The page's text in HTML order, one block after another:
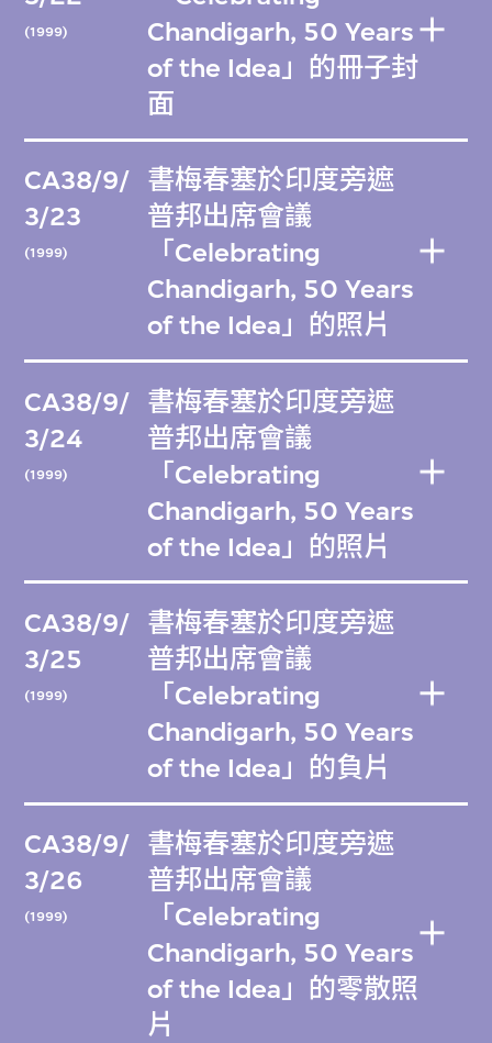
(1999)
Chandigarh, 50 Years
of the Idea」的冊子封
面
CA38/9/
3/23
(1999)
書梅春塞於印度旁遮
普邦出席會議
「Celebrating
Chandigarh, 50 Years
of the Idea」的照片
CA38/9/
3/24
(1999)
書梅春塞於印度旁遮
普邦出席會議
「Celebrating
Chandigarh, 50 Years
of the Idea」的照片
CA38/9/
3/25
(1999)
書梅春塞於印度旁遮
普邦出席會議
「Celebrating
Chandigarh, 50 Years
of the Idea」的負片
CA38/9/
3/26
(1999)
書梅春塞於印度旁遮
普邦出席會議
「Celebrating
Chandigarh, 50 Years
of the Idea」的零散照
片